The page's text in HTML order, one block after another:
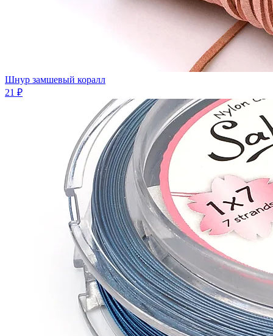
Шнур замшевый коралл
21 ₽